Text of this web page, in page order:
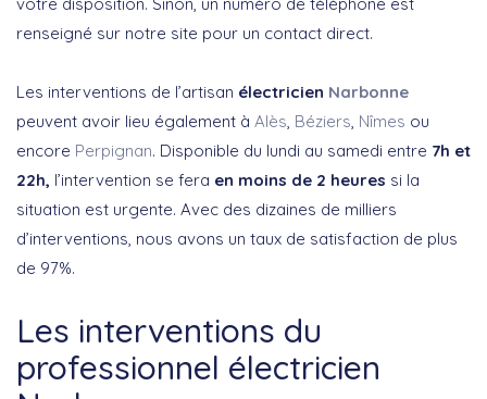
renseigné sur notre site pour un contact direct.
Les interventions de l’artisan électricien Narbonne
peuvent avoir lieu également à Alès Béziers Nîmes ou
encore Perpignan. Disponible du lundi au samedi entre 7h et
22h, l’intervention se fera en moins de 2 heures si la
situation est urgente. Avec des dizaines de milliers
d’interventions, nous avons un taux de satisfaction de plus
de 97%.
Les interventions du
professionnel électricien